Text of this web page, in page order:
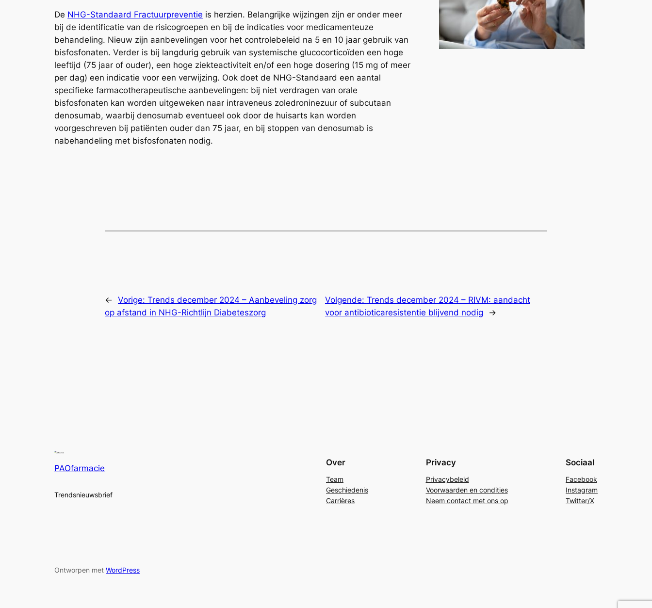
De NHG-Standaard Fractuurpreventie is herzien. Belangrijke wijzingen zijn er onder meer
bij de identificatie van de risicogroepen en bij de indicaties voor medicamenteuze
behandeling. Nieuw zijn aanbevelingen voor het controlebeleid na 5 en 10 jaar gebruik van
bisfosfonaten. Verder is bij langdurig gebruik van systemische glucocorticoïden een hoge
leeftijd (75 jaar of ouder), een hoge ziekteactiviteit en/of een hoge dosering (15 mg of meer
per dag) een indicatie voor een verwijzing. Ook doet de NHG-Standaard een aantal
specifieke farmacotherapeutische aanbevelingen: bij niet verdragen van orale
bisfosfonaten kan worden uitgeweken naar intraveneus zoledroninezuur of subcutaan
denosumab, waarbij denosumab eventueel ook door de huisarts kan worden
voorgeschreven bij patiënten ouder dan 75 jaar, en bij stoppen van denosumab is
nabehandeling met bisfosfonaten nodig.
← Vorige: Trends december 2024 – Aanbeveling zorg
op afstand in NHG-Richtlijn Diabeteszorg
Volgende: Trends december 2024 – RIVM: aandacht
voor antibioticaresistentie blijvend nodig
→
PAOfarmacie
Trendsnieuwsbrief
Over
Team
Geschiedenis
Carrières
Privacy
Privacybeleid
Voorwaarden en condities
Neem contact met ons op
Sociaal
Facebook
Instagram
Twitter/X
Ontworpen met WordPress